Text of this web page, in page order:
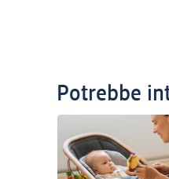
Potrebbe